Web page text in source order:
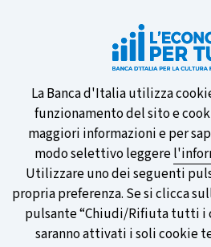
Informativa
sui
cookie
La Banca d'Italia utilizza
funzionamento del sito e
maggiori informazioni e per
modo selettivo leggere
Utilizzare uno dei seguenti
propria preferenza. Se si clicca
pulsante “Chiudi/Rifiuta tutti i
saranno attivati i soli cookie
Partecipa al
sulle nuove
preferita!
SCOPRI DI